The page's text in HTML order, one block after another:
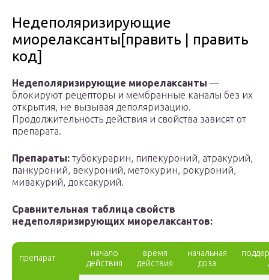
Недеполяризирующие
миорелаксанты[править | править
код]
Недеполяризирующие миорелаксанты —
блокируют рецепторы и мембранные каналы без их
открытия, не вызывая деполяризацию.
Продолжительность действия и свойства зависят от
препарата.
Препараты: тубокурарин, пипекуроний, атракурий,
панкуроний, векуроний, метокурин, рокуроний,
мивакурий, доксакурий.
Сравнительная таблица свойств
недеполяризирующих миорелаксантов:
препарат
начало
действия
время
действия
начальная
доза